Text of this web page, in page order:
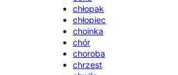
chłopak
chłopiec
choinka
chór
choroba
chrzest